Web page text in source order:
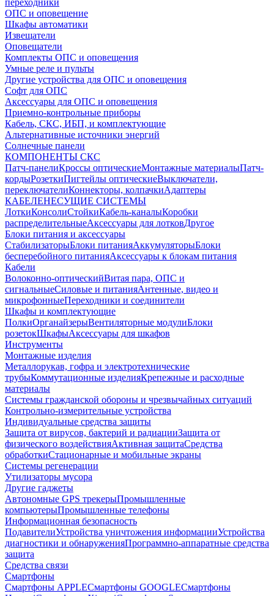
переходники
ОПС и оповещение
Шкафы автоматики
Извещатели
Оповещатели
Комплекты ОПС и оповещения
Умные реле и пульты
Другие устройства для ОПС и оповещения
Софт для ОПС
Аксессуары для ОПС и оповещения
Приемно-контрольные приборы
Кабель, СКС, ИБП, и комплектующие
Альтернативные источники энергий
Солнечные панели
КОМПОНЕНТЫ СКС
Патч-панелиКроссы оптическиеМонтажные материалыПатч-
кордыРозеткиПигтейлы оптическиеВыключатели,
переключателиКоннекторы, колпачкиАдаптеры
КАБЕЛЕНЕСУЩИЕ СИСТЕМЫ
ЛоткиКонсолиСтойкиКабель-каналыКоробки
распределительныеАксессуары для лотковДругое
Блоки питания и аксессуары
СтабилизаторыБлоки питанияАккумуляторыБлоки
бесперебойного питанияАксессуары к блокам питания
Кабели
Волоконно-оптическийВитая пара, ОПС и
сигнальныеСиловые и питанияАнтенные, видео и
микрофонныеПереходники и соединители
Шкафы и комплектующие
ПолкиОрганайзерыВентиляторные модулиБлоки
розетокШкафыАксессуары для шкафов
Инструменты
Монтажные изделия
Металлорукав, гофра и электротехнические
трубыКоммутационные изделияКрепежные и расходные
материалы
Системы гражданской обороны и чрезвычайных ситуаций
Контрольно-измерительные устройства
Индивидуальные средства защиты
Защита от вирусов, бактерий и радиацииЗащита от
физического воздействияАктивная защитаСредства
обработкиСтационарные и мобильные экраны
Системы регенерации
Утилизаторы мусора
Другие гаджеты
Автономные GPS трекерыПромышленные
компьютерыПромышленные телефоны
Информационная безопасность
ПодавителиУстройства уничтожения информацииУстройства
диагностики и обнаруженияПрограммно-аппаратные средства
защита
Средства связи
Смартфоны
Смартфоны APPLEСмартфоны GOOGLEСмартфоны